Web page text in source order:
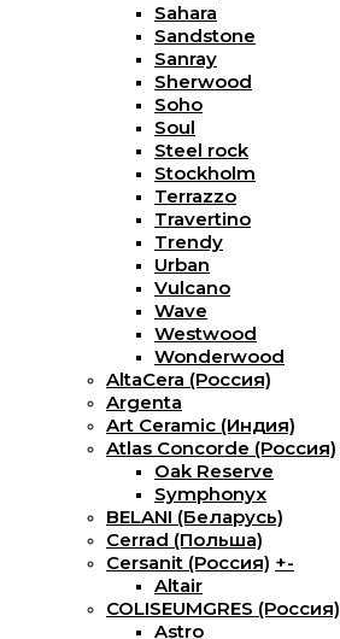
Sahara
Sandstone
Sanray
Sherwood
Soho
Soul
Steel rock
Stockholm
Terrazzo
Travertino
Trendy
Urban
Vulcano
Wave
Westwood
Wonderwood
AltaCera (Россия)
Argenta
Art Ceramic (Индия)
Atlas Concorde (Россия)
Oak Reserve
Symphonyx
BELANI (Беларусь)
Cerrad (Польша)
Cersanit (Россия) +-
Altair
COLISEUMGRES (Россия)
Astro